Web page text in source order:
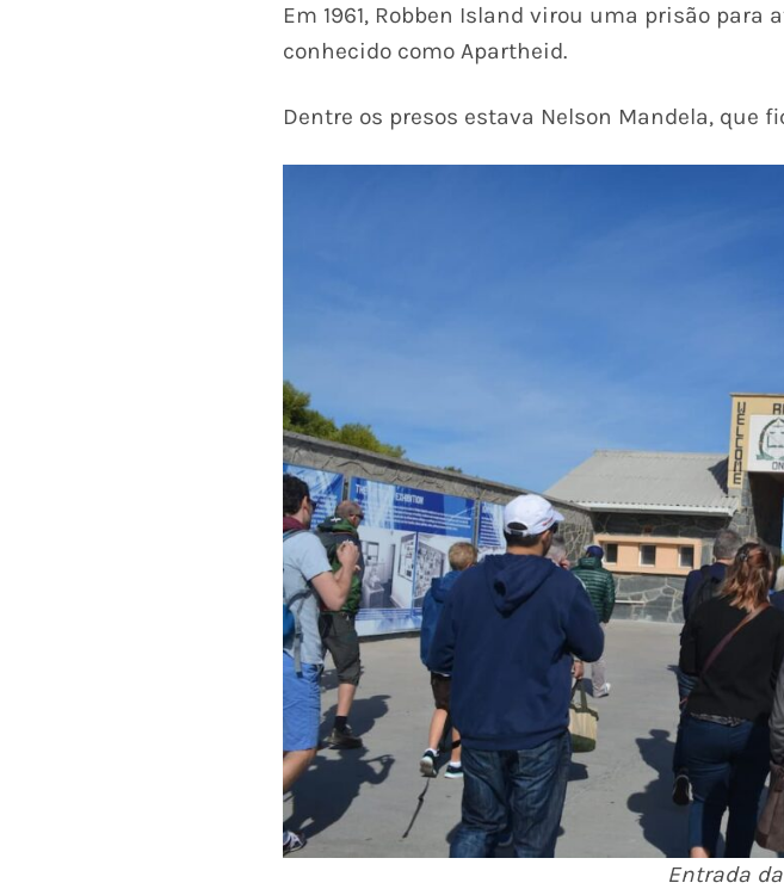
Em 1961, Robben Island virou uma prisão
conhecido como Apartheid.
Dentre os presos estava Nelson Mandela, que
Entrada